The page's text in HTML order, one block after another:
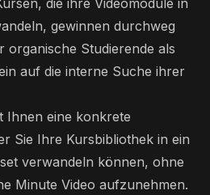
die ihre Videomodule in
gewinnen durchweg
organische Studierende als
auf die interne Suche ihrer
Ihnen eine konkrete
Sie Ihre Kursbibliothek in ein
verwandeln können, ohne
Minute Video aufzunehmen.